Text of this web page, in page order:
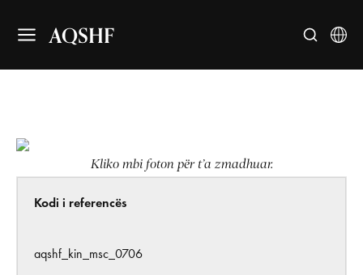
AQSHF
Kliko mbi foton për t’a zmadhuar.
Kodi i referencës
aqshf_kin_msc_0706